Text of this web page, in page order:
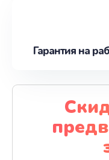
Гарантия на